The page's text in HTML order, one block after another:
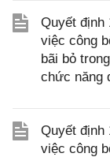
Quyết định
việc công
bãi bỏ
chức năng
Quyết định
việc công